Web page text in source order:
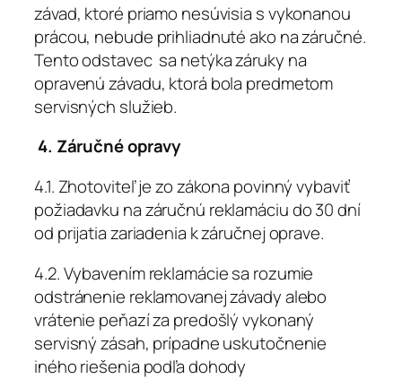
závad, ktoré priamo nesúvisia s vykonanou
prácou, nebude prihliadnuté ako na záručné.
Tento odstavec sa netýka záruky na
opravenú závadu, ktorá bola predmetom
servisných služieb.
4. Záručné opravy
4.1. Zhotoviteľ je zo zákona povinný vybaviť
požiadavku na záručnú reklamáciu do 30 dní
od prijatia zariadenia k záručnej oprave.
4.2. Vybavením reklamácie sa rozumie
odstránenie reklamovanej závady alebo
vrátenie peňazí za predošlý vykonaný
servisný zásah, prípadne uskutočnenie
iného riešenia podľa dohody